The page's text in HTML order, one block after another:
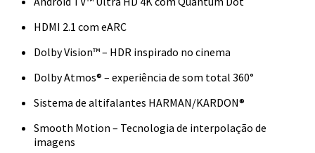
HDMI 2.1 com eARC
Dolby Vision™ – HDR inspirado no cinema
Dolby Atmos® – experiência de som total 360°
Sistema de altifalantes HARMAN/KARDON®
Smooth Motion – Tecnologia de interpolação de
imagens